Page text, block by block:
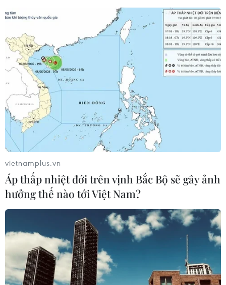
TIN LIÊN QUAN
Những việc làm ý nghĩa tri ân các anh
hùng thương binh, liệt sỹ
26/07/2023 00:26
Nhân dịp kỷ niệm 76 năm Ngày Thương binh-Liệt sỹ,
vietnamplus.vn
Áp thấp nhiệt đới trên vịnh Bắc Bộ sẽ gây ảnh
hưởng thế nào tới Việt Nam?